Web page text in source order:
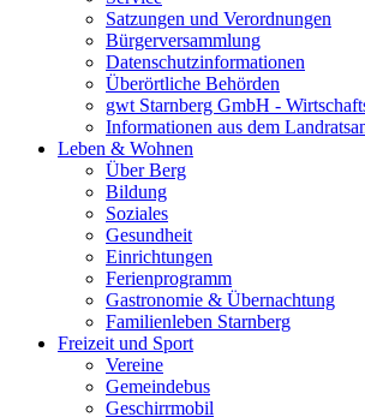
Satzungen und Verordnungen
Bürgerversammlung
Datenschutzinformationen
Überörtliche Behörden
gwt Starnberg GmbH -
Informationen aus dem
Leben & Wohnen
Über Berg
Bildung
Soziales
Gesundheit
Einrichtungen
Ferienprogramm
Gastronomie & Übernachtung
Familienleben Starnberg
Freizeit und Sport
Vereine
Gemeindebus
Geschirrmobil